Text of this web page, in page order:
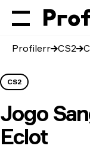
Profilerr CS2
CS2
Jogo
Eclot